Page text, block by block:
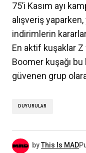
75’i Kasım ayı
alışveriş
indirimlerin
En aktif kuşaklar Z
Boomer kuşağı
güvenen grup
DUYURULAR
byThis Is MAD